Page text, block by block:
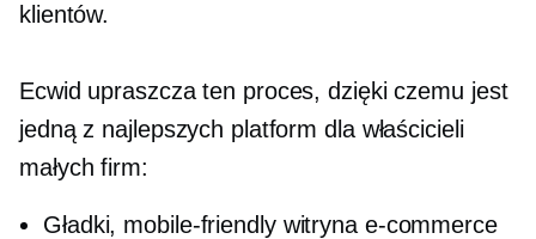
klientów.
Ecwid upraszcza ten proces, dzięki czemu jest
jedną z najlepszych platform dla właścicieli
małych firm:
Gładki, mobile-friendlywitryna e-commerce